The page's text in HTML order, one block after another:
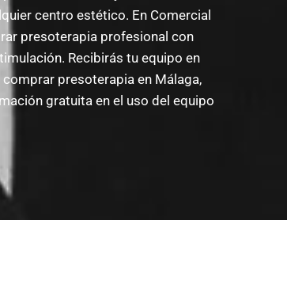
centro estético. En Comercial
presoterapia profesional con
Recibirás tu equipo en
comprar presoterapia en Málaga,
gratuita en el uso del equipo